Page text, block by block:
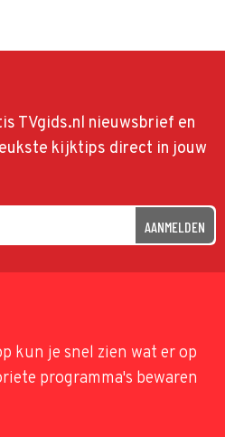
TVgids.nl nieuwsbrief en
kijktips direct in jouw
AANMELDEN
kun je snel zien wat er op
programma's bewaren